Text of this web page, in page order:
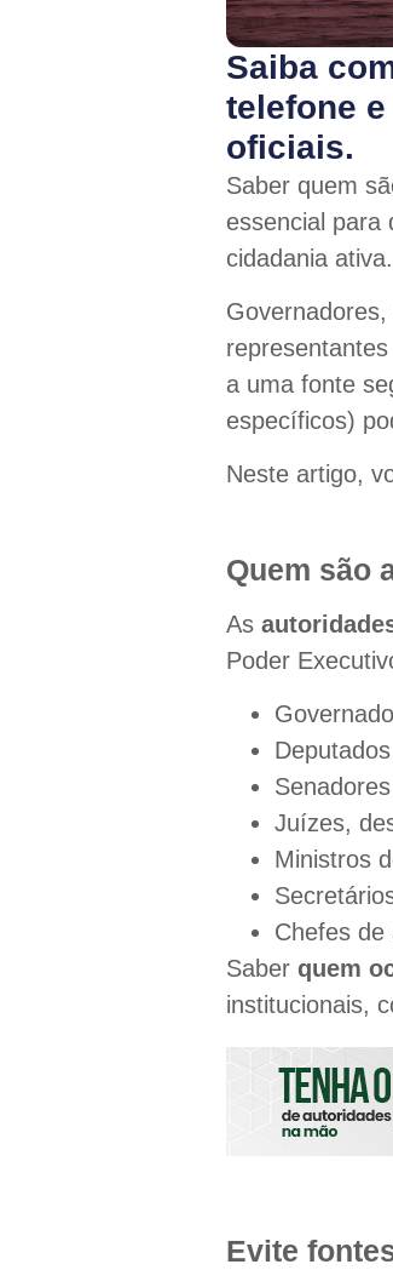
Saiba
telefone
oficiais.
Saber quem
essencial para
cidadania ativa.
a uma fonte
específicos)
Neste artigo,
Quem são
As
Poder
Senadores
Juízes,
Ministros
Chefes de
Saber quem
institucionais,
Evite